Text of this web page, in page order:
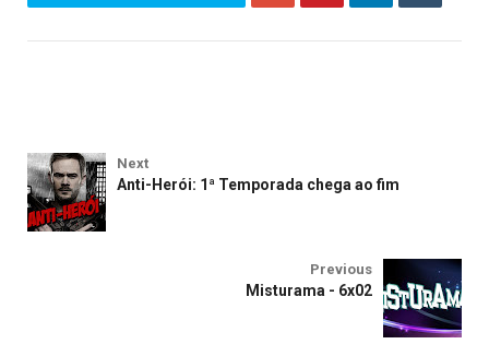
Next
Anti-Herói: 1ª Temporada chega ao fim
Previous
Misturama - 6x02